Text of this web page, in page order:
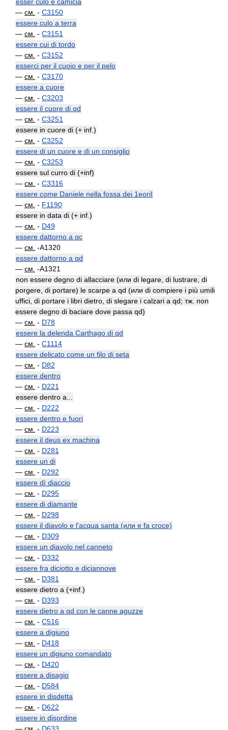
— см. - C3150
essere culo a terra
— см. - C3151
essere cui di tordo
— см. - C3152
esserci per il cuoio e per il pelo
— см. - C3170
essere a cuore
— см. - C3203
essere il cuore di qd
— см. - C3251
essere in cuore di (+ inf.)
— см. - C3252
essere di un cuore e di un consiglio
— см. - C3253
essere sul curro di (+inf)
— см. - C3316
essere come Daniele nella fossa dei 1eoriI
— см. - F1190
essere in data di (+ inf.)
— см. - D49
essere dattorno a qc
— см. -A1320
essere dattorno a qd
— см. -A1321
non essere degno di allacciare (или di legare, di lustrare, di
porgere, di portare) le scarpe a qd (или di compiere i più umili
uffici, di portare i libri dietro, di slegare i calzari a qd; тж. non
essere degno di baciare dove passa qd)
— см. - D78
essere la delenda Carthago di qd
— см. - C1114
essere delicato come un filo di seta
— см. - D82
essere dentro
— см. - D221
essere dentro a...
— см. - D222
essere dentro e fuori
— см. - D223
essere il deus ex machina
— см. - D281
essere un di
— см. - D292
essere dì diaccio
— см. - D295
essere di diamante
— см. - D298
essere il diavolo e l'acqua santa (или e fa croce)
— см. - D309
essere un diavolo nel canneto
— см. - D332
essere fra diciotto e diciannove
— см. - D381
essere dietro a (+inf.)
— см. - D393
essere dietro a qd con le canne aguzze
— см. - C516
essere a digiuno
— см. - D418
essere un digiuno comandato
— см. - D420
essere a disagio
— см. - D584
essere in disdetta
— см. - D622
essere in disordine